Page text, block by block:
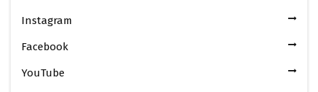
Instagram
Facebook
YouTube